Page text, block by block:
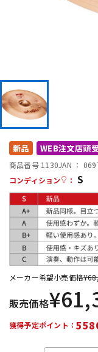
配信/ライブ
中古
新品 WEB注文店頭
商品番号 1130JAN ：
コンディション
： S
メーカー希望小売価格¥
販売価格¥
獲得予定ポイント：